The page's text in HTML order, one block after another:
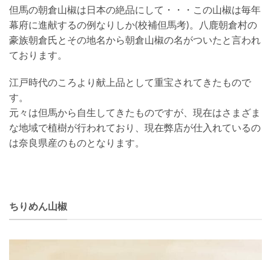
但馬の朝倉山椒は日本の絶品にして・・・この山椒は毎年
幕府に進献するの例なりしか(校補但馬考)。八鹿朝倉村の
豪族朝倉氏とその地名から朝倉山椒の名がついたと言われ
ております。
江戸時代のころより献上品として重宝されてきたもので
す。
元々は但馬から自生してきたものですが、現在はさまざま
な地域で植樹が行われており、現在弊店が仕入れているの
は奈良県産のものとなります。
ちりめん山椒